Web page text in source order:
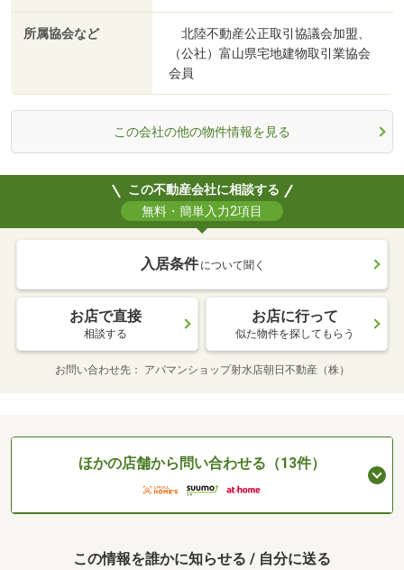
所属協会など
北陸不動産公正取引協議会加盟、
（公社）富山県宅地建物取引業協会
会員
この会社の他の物件情報を見る
この不動産会社に相談する
無料・簡単入力2項目
入居条件 について聞く
お店で直接
相談する
お店に行って
似た物件を探してもらう
お問い合わせ先 アパマンショップ射水店朝日不動産（株）
ほかの店舗から問い合わせる（13件）
この情報を誰かに知らせる / 自分に送る